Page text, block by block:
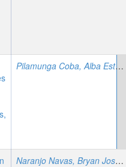
Pilamunga Coba, Alba Estefanía
Naranjo Navas, Bryan Josué